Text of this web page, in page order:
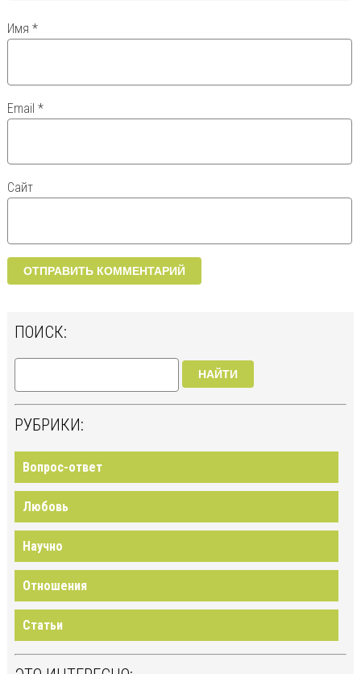
Имя *
Email *
Сайт
ПОИСК:
НАЙТИ
РУБРИКИ:
Вопрос-ответ
Любовь
Научно
Отношения
Статьи